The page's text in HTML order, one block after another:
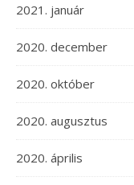
2021. január
2020. december
2020. október
2020. augusztus
2020. április